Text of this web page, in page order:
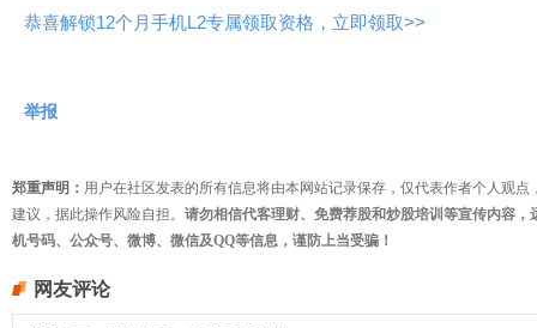
恭喜解锁12个月手机L2专属领取资格，立即领取>>
举报
郑重声明： 用户在社区发表的所有信息将由本网站记录保存，仅代表作者个人观
建议，据此操作风险自担。 请勿相信代客理财、免费荐股和炒股培训等宣传内容
机号码、公众号、微博、微信及QQ等信息，谨防上当受骗！
网友评论